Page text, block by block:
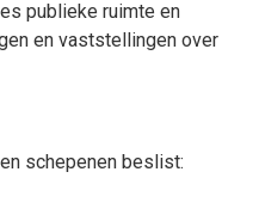
publieke ruimte en
en vaststellingen over
schepenen beslist: